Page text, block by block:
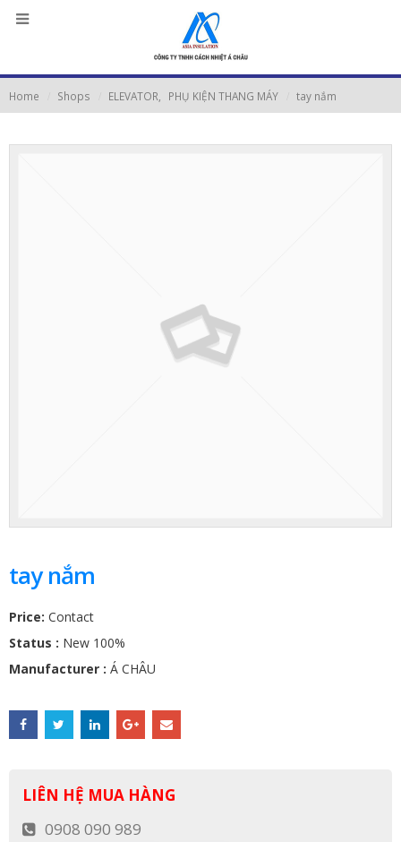
Home Shops ELEVATOR PHỤ KIỆN THANG MÁY tay nắm
tay nắm
Price: Contact
Status : New 100%
Manufacturer : Á CHÂU
LIÊN HỆ MUA HÀNG
0908 090 989